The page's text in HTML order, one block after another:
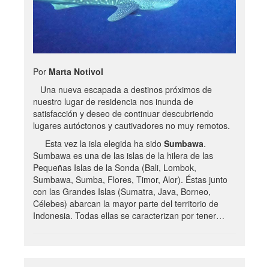
Por Marta Notivol
Una nueva escapada a destinos próximos de
nuestro lugar de residencia nos inunda de
satisfacción y deseo de continuar descubriendo
lugares autóctonos y cautivadores no muy remotos.
Esta vez la isla elegida ha sido Sumbawa.
Sumbawa es una de las islas de la hilera de las
Pequeñas Islas de la Sonda (Bali, Lombok,
Sumbawa, Sumba, Flores, Timor, Alor). Éstas junto
con las Grandes Islas (Sumatra, Java, Borneo,
Célebes) abarcan la mayor parte del territorio de
Indonesia. Todas ellas se caracterizan por tener…